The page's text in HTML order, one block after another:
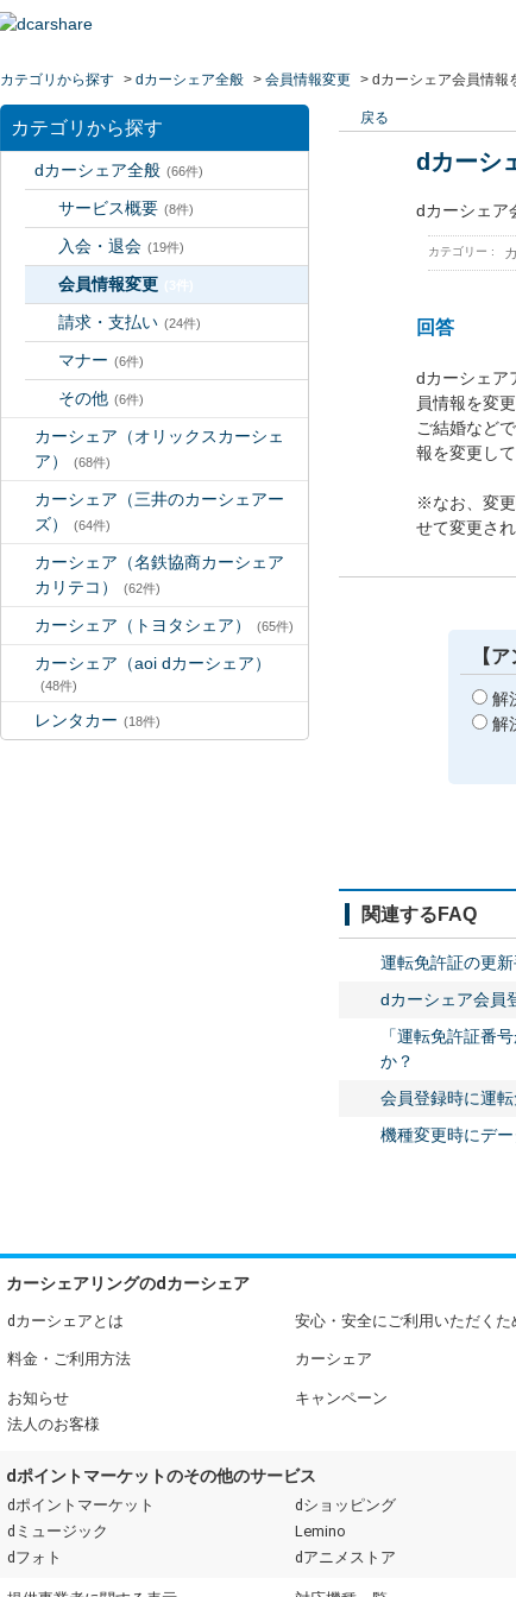
カテゴリから探す > dカーシェア全般 > 会員情報変更 > dカーシェア会員情報
カテゴリから探す
dカーシェア全般 (66件)
サービス概要 (8件)
入会・退会 (19件)
会員情報変更
請求・支払い (24件)
マナー (6件)
その他 (6件)
カーシェア（オリックスカーシェ
ア）
(68件)
カーシェア（三井のカーシェアー
ズ）
(64件)
カーシェア（名鉄協商カーシェア
カリテコ）
(62件)
カーシェア（トヨタシェア） (65件)
カーシェア（aoi dカーシェア）
(48件)
レンタカー (18件)
戻る
dカーシ
dカーシェア
カテゴリー :
回答
dカーシェア
員情報を変
ご結婚など
報を変更して
※なお、変
せて変更され
【
解
解
関連するFAQ
運転免許証の更
dカーシェア会員
「運転免許証番
か？
会員登録時に運
機種変更時にデ
カーシェアリングのdカーシェア
dカーシェアとは 安心・安全にご利用いただくた
料金・ご利用方法 カーシェア
お知らせ キャンペーン
法人のお客様
dポイントマーケットのその他のサービス
dポイントマーケット dショッピング
dミュージック
Lemino
dフォト
dアニメストア